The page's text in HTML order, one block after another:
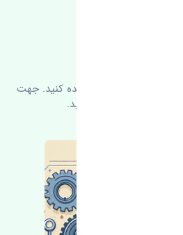
پرسیده شده را مشاهده کنید. جهت
با ما در ارتباط باشید.